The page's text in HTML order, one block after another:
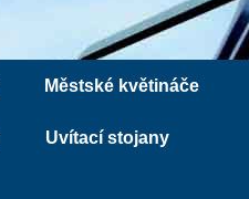
Městské květináče
Uvítací stojany